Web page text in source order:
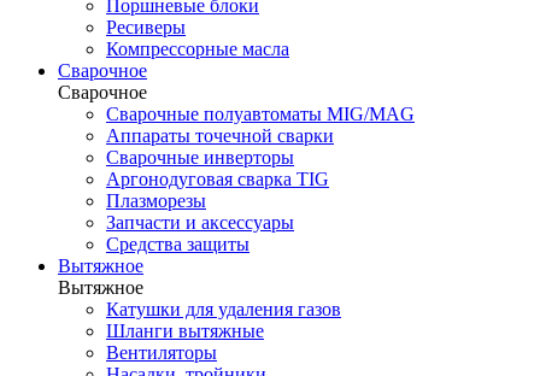
Поршневые блоки
Ресиверы
Компрессорные масла
Сварочное
Сварочное
Сварочные полуавтоматы MIG/MAG
Аппараты точечной сварки
Сварочные инверторы
Аргонодуговая сварка TIG
Плазморезы
Запчасти и аксессуары
Средства защиты
Вытяжное
Вытяжное
Катушки для удаления газов
Шланги вытяжные
Вентиляторы